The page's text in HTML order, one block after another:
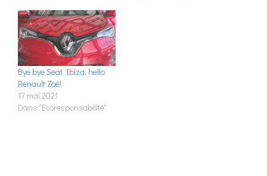
Bye bye Seat Ibiza, hello
Renault Zoé!
17 mai 2021
Dans "Ecoresponsabilité"